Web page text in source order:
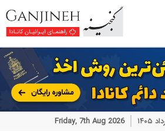
Friday, 7th Aug 2026